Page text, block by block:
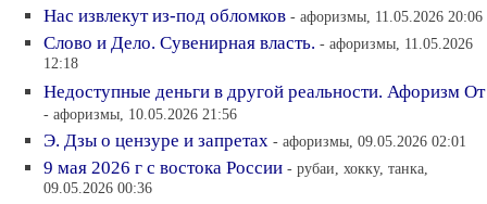
Нас извлекут из-под обломков - афоризмы, 11.05.2026 20:06
Слово и Дело. Сувенирная власть. - афоризмы, 11.05.2026
12:18
Недоступные деньги в другой реальности. Афоризм От
- афоризмы, 10.05.2026 21:56
Э. Дзы о цензуре и запретах - афоризмы, 09.05.2026 02:01
9 мая 2026 г с востока России - рубаи, хокку, танка,
09.05.2026 00:36